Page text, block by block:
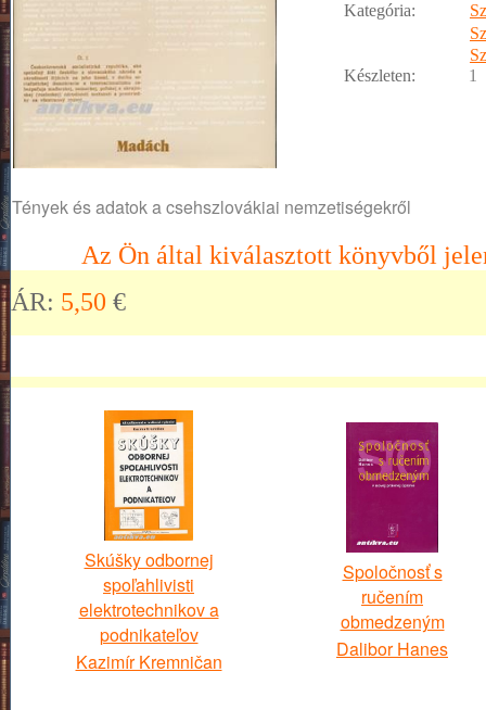
Kategória:
Készleten:
1
Tények és adatok a csehszlovákiai nemzetiségekről
Az Ön által kiválasztott könyvből
ÁR: 5,50 €
Skúšky odbornej
spoľahlivisti
elektrotechnikov a
podnikateľov
Kazimír Kremničan
Spoločnosť s
ručením
obmedzeným
Dalibor Hanes